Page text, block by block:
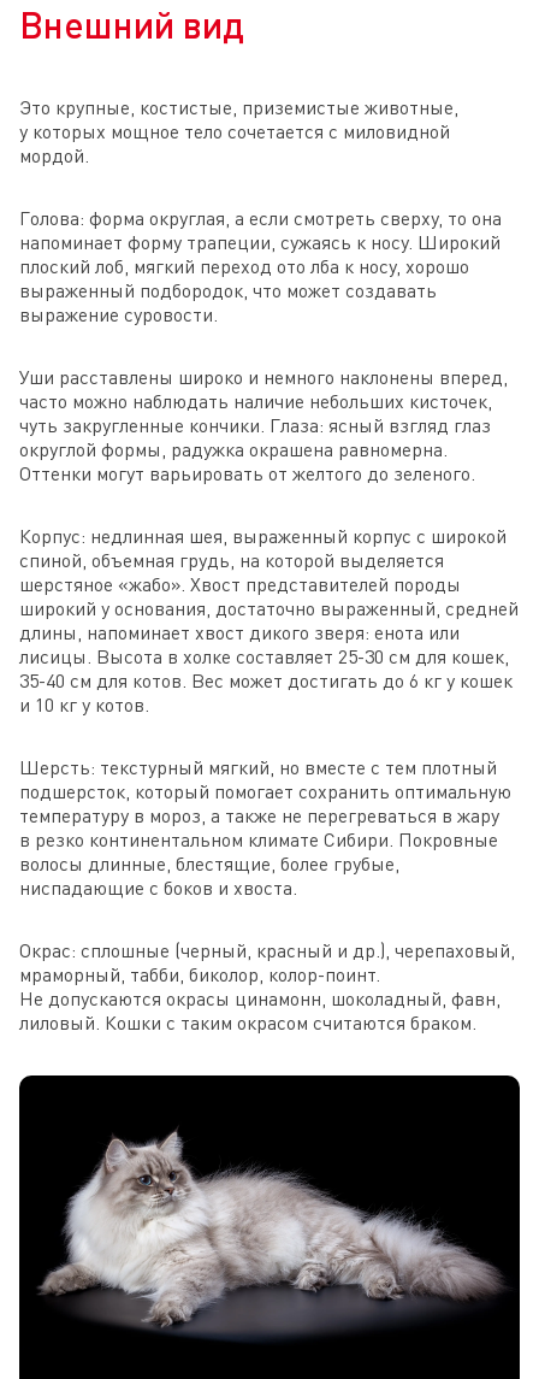
Внешний вид
Это крупные, костистые, приземистые животные,
у которых мощное тело сочетается с миловидной
мордой.
Голова: форма округлая, а если смотреть сверху, то она
напоминает форму трапеции, сужаясь к носу. Широкий
плоский лоб, мягкий переход ото лба к носу, хорошо
выраженный подбородок, что может создавать
выражение суровости.
Уши расставлены широко и немного наклонены вперед,
часто можно наблюдать наличие небольших кисточек,
чуть закругленные кончики. Глаза: ясный взгляд глаз
округлой формы, радужка окрашена равномерна.
Оттенки могут варьировать от желтого до зеленого.
Корпус: недлинная шея, выраженный корпус с широкой
спиной, объемная грудь, на которой выделяется
шерстяное «жабо». Хвост представителей породы
широкий у основания, достаточно выраженный, средней
длины, напоминает хвост дикого зверя: енота или
лисицы. Высота в холке составляет 25-30 см для кошек,
35-40 см для котов. Вес может достигать до 6 кг у кошек
и 10 кг у котов.
Шерсть: текстурный мягкий, но вместе с тем плотный
подшерсток, который помогает сохранить оптимальную
температуру в мороз, а также не перегреваться в жару
в резко континентальном климате Сибири. Покровные
волосы длинные, блестящие, более грубые,
ниспадающие с боков и хвоста.
Окрас: сплошные (черный, красный и др.), черепаховый,
мраморный, табби, биколор, колор-поинт.
Не допускаются окрасы цинамонн, шоколадный, фавн,
лиловый. Кошки с таким окрасом считаются браком.